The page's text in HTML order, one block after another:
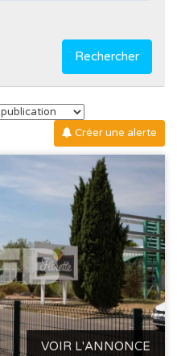
Rechercher
Créer une alerte
VOIR L'ANNONCE